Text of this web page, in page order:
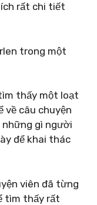
rất chi tiết
trong một
thấy một loạt
về câu chuyện
gì người
để khai thác
viên đã từng
tìm thấy rất